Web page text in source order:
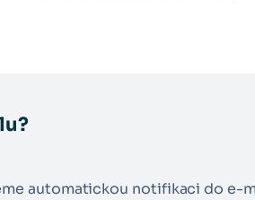
automatickou notifikaci do e-